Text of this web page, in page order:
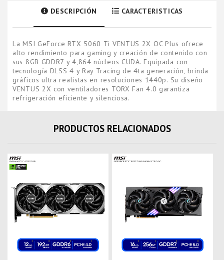
DESCRIPCIÓN CARACTERISTICAS
La MSI GeForce RTX 5060 Ti VENTUS 2X OC Plus ofrece
alto rendimiento para gaming y creación de contenido con
sus 8GB GDDR7 y 4,864 núcleos CUDA. Equipada con
tecnología DLSS 4 y Ray Tracing de 4ta generación, brinda
gráficos ultra realistas en resoluciones 1440p. Su diseño
VENTUS 2X con ventiladores TORX Fan 4.0 garantiza
refrigeración eficiente y silenciosa.
PRODUCTOS RELACIONADOS